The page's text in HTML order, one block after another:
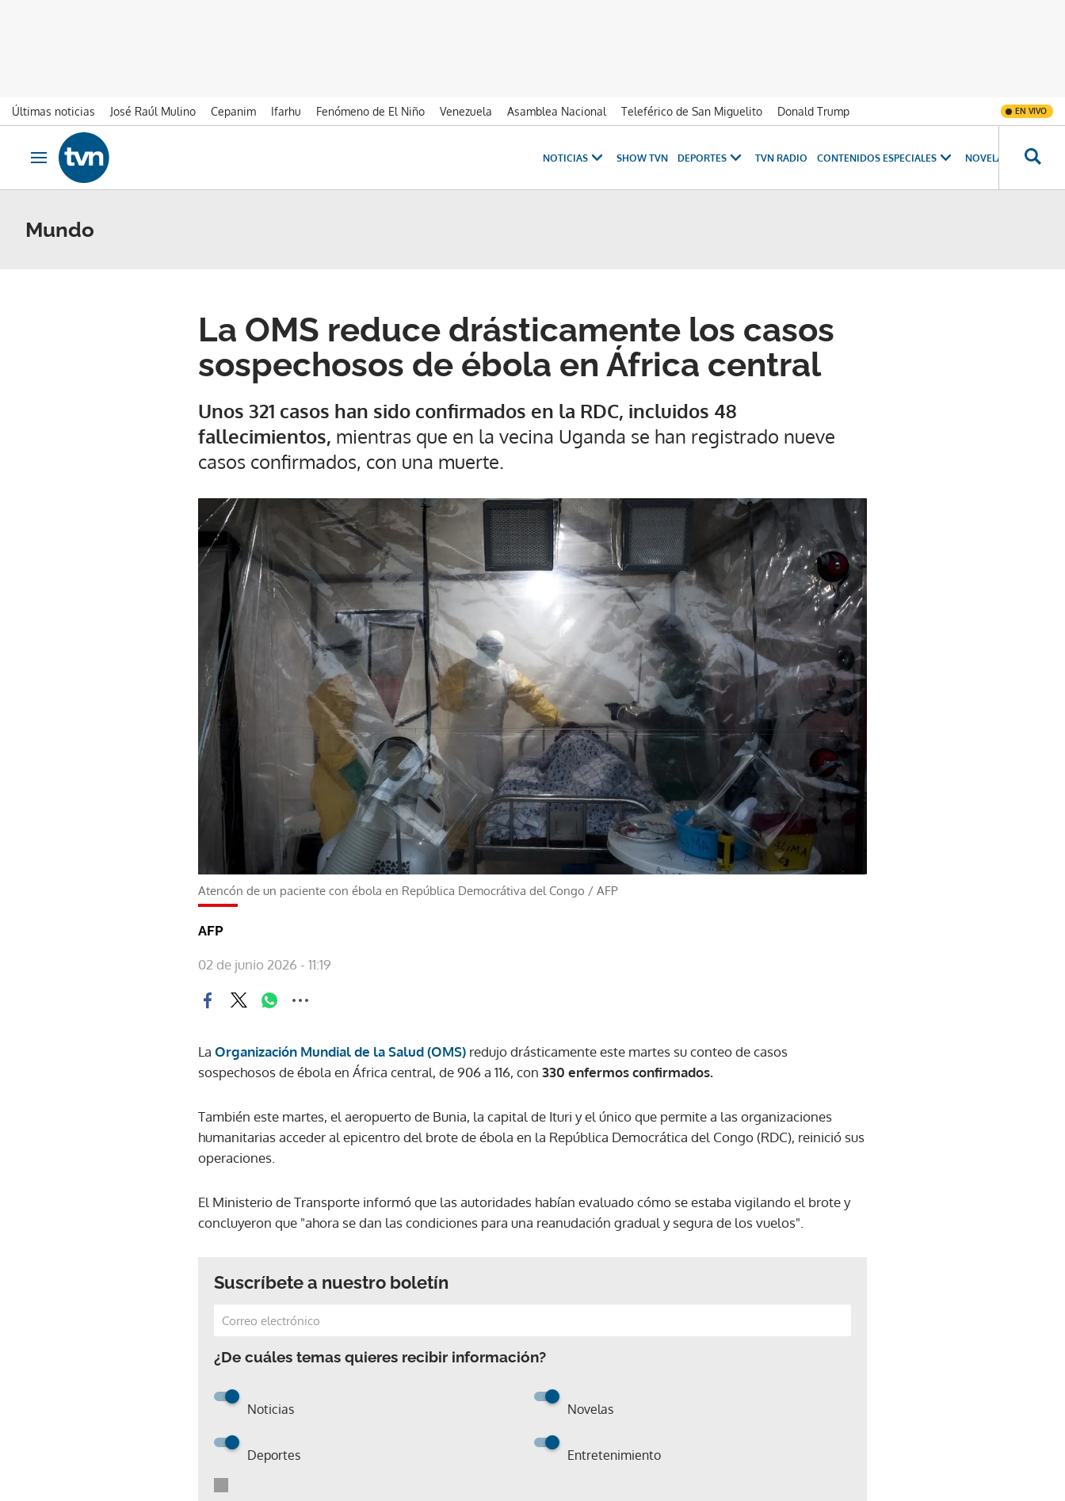
Últimas noticias José Raúl Mulino Cepanim Ifarhu Fenómeno de El Niño Venezuela Asamblea Nacional Teleférico de San Miguelito Donald Trump EN VIVO
Ir al contenido
Obrir navegació
NOTICIAS SHOW TVN DEPORTES TVN RADIO CONTENIDOS ESPECIALES NOVELAS
Mundo
La OMS reduce drásticamente los casos
sospechosos de ébola en África central
Unos 321 casos han sido confirmados en la RDC, incluidos 48
fallecimientos, mientras que en la vecina Uganda se han registrado nueve
casos confirmados, con una muerte.
Atencón de un paciente con ébola en República Democrátiva del Congo / AFP
AFP
02 de junio 2026 - 11:19
La Organización Mundial de la Salud (OMS) redujo drásticamente este martes su conteo de casos
sospechosos de ébola en África central, de 906 a 116, con 330 enfermos confirmados.
También este martes, el aeropuerto de Bunia, la capital de Ituri y el único que permite a las organizaciones
humanitarias acceder al epicentro del brote de ébola en la República Democrática del Congo (RDC), reinició sus
operaciones.
El Ministerio de Transporte informó que las autoridades habían evaluado cómo se estaba vigilando el brote y
concluyeron que "ahora se dan las condiciones para una reanudación gradual y segura de los vuelos".
Suscríbete a nuestro boletín
¿De cuáles temas quieres recibir información?
Noticias Novelas
Deportes Entretenimiento